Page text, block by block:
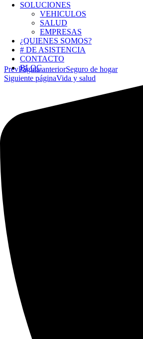
SOLUCIONES
VEHICULOS
SALUD
EMPRESAS
¿QUIENES SOMOS?
# DE ASISTENCIA
CONTACTO
BLOG
PrevPágina anteriorSeguro de hogar
Siguiente páginaVida y salud